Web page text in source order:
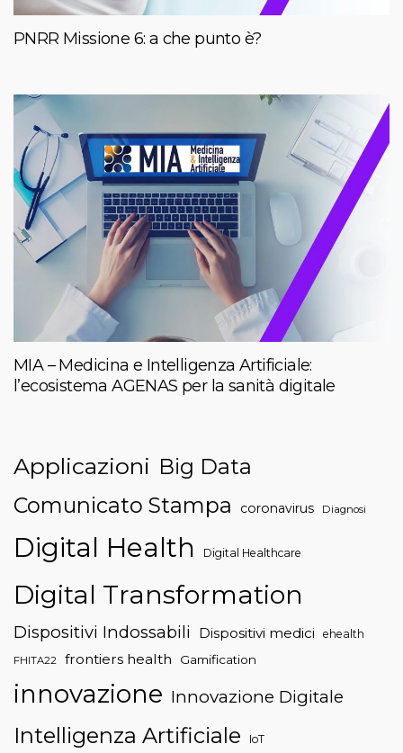
PNRR Missione 6: a che punto è?
MIA – Medicina e Intelligenza Artificiale:
l’ecosistema AGENAS per la sanità digitale
Applicazioni Big Data
Comunicato Stampa
coronavirus Diagnosi
Digital Health Digital Healthcare
Digital Transformation
Dispositivi Indossabili Dispositivi medici ehealth
FHITA22 frontiers health Gamification
innovazione Innovazione Digitale
Intelligenza Artificiale IoT